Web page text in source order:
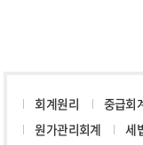
회계원리 중급회
원가관리회계
세